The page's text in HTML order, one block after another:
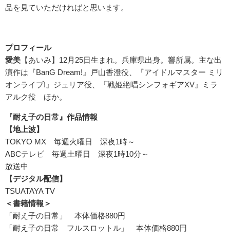
品を見ていただければと思います。
プロフィール
愛美 【あいみ】12月25日生まれ。兵庫県出身。響所属。主な出
演作は『BanG Dream!』戸山香澄役、『アイドルマスター ミリ
オンライブ!』ジュリア役、『戦姫絶唱シンフォギアXV』ミラ
アルク役 ほか。
『耐え子の日常』作品情報
【地上波】
TOKYO MX 毎週火曜日 深夜1時～
ABCテレビ 毎週土曜日 深夜1時10分～
放送中
【デジタル配信】
TSUATAYA TV
＜書籍情報＞
「耐え子の日常」 本体価格880円
「耐え子の日常 フルスロットル」 本体価格880円